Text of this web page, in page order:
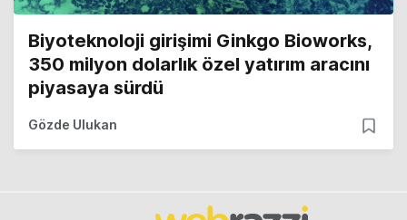
Biyoteknoloji girişimi Ginkgo Bioworks,
350 milyon dolarlık özel yatırım aracını
piyasaya sürdü
Gözde Ulukan